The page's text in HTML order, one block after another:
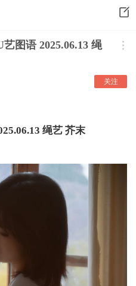
图语 2025.06.13 绳
关注
绳艺 芥末